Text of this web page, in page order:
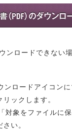
ンロードできない
ロードアイコンに
ックします。
対象をファイルに
い。